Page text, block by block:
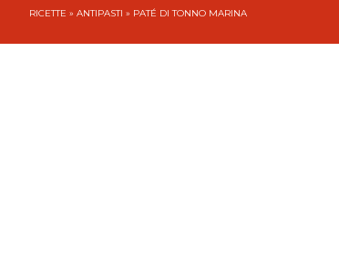
RICETTE » ANTIPASTI » PATÉ DI TONNO MARINA